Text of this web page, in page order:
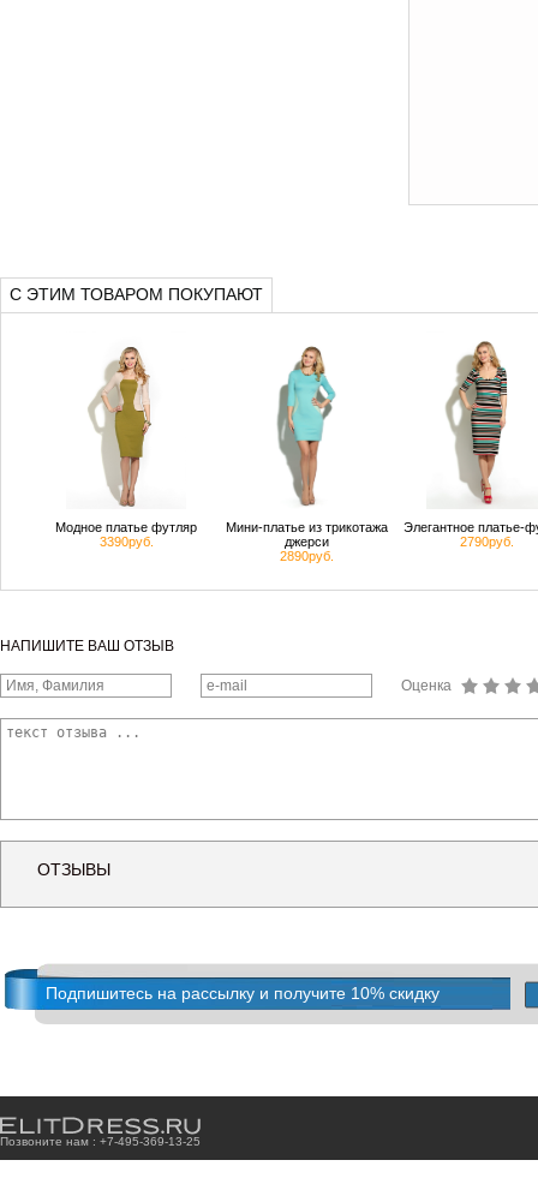
С ЭТИМ ТОВАРОМ ПОКУПАЮТ
Модное платье футляр
3390руб.
Мини-платье из трикотажа
джерси
2890руб.
Элегантное платье-
2790руб.
НАПИШИТЕ ВАШ ОТЗЫВ
Оценка
ОТЗЫВЫ
Подпишитесь на рассылку и получите 10% скидку
Позвоните нам : +7-495-369-13-25